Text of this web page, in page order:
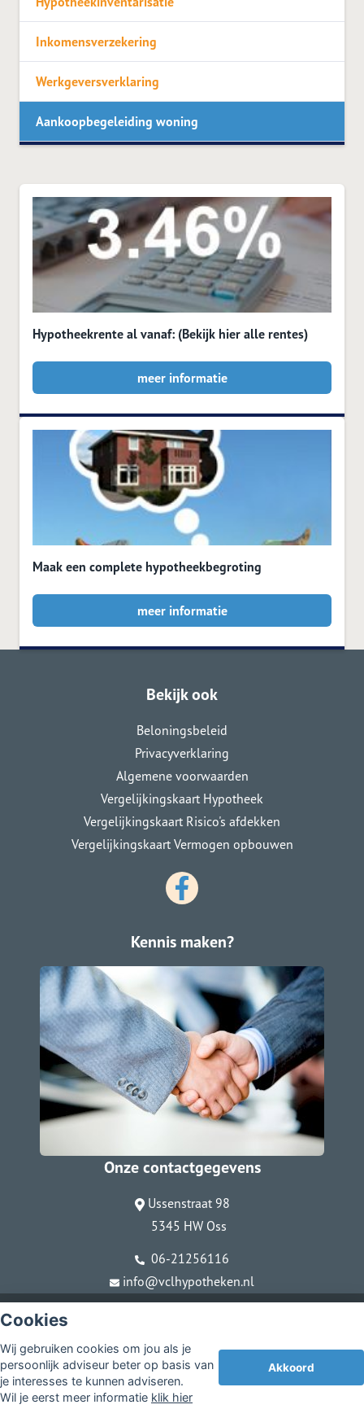
Cookies
Wij gebruiken cookies om jou als je
persoonlijk adviseur beter op basis van
je interesses te kunnen adviseren.
Wil je eerst meer informatie klik hier
Akkoord
Inkomensverzekering
Werkgeversverklaring
Aankoopbegeleiding woning
Hypotheekrente al vanaf: (Bekijk hier alle rentes)
meer informatie
Maak een complete hypotheekbegroting
meer informatie
Bekijk ook
Beloningsbeleid
Privacyverklaring
Algemene voorwaarden
Vergelijkingskaart Hypotheek
Vergelijkingskaart Risico's afdekken
Vergelijkingskaart Vermogen opbouwen
Kennis maken?
Onze contactgegevens
Ussenstraat 98
5345 HW Oss
06-21256116
info@vclhypotheken.nl
Sitemap
Disclaimer